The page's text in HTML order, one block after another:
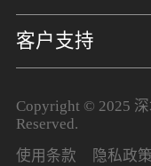
客户支持
Copyright © 2025
Reserved.
使用条款
隐私政策